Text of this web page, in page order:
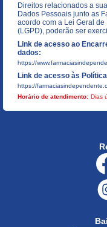
Direitos relacionados a
Dados Pessoais junto as
acordo com a Lei Geral
(LGPD), poderão ser
Link de acesso ao
dados:
https://
Link de acesso às
https://
Horário de atendimento: Dias